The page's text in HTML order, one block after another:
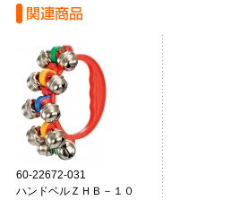
60-22672-031
ハンドベルＺＨＢ－１０